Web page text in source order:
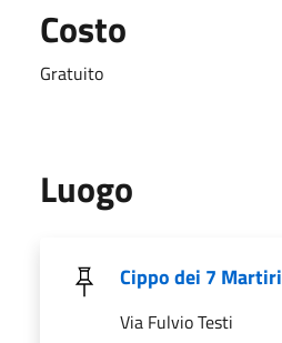
Costo
Gratuito
Luogo
Cippo dei 7 Martiri
Via Fulvio Testi